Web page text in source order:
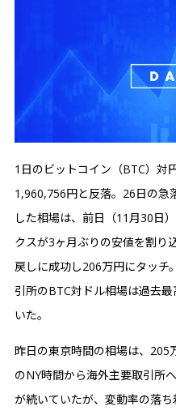
1日のビットコイン（BTC）対
1,960,756円と反落。26日の急
した相場は、前日（11月30日
クスが3ヶ月ぶりの安値を割り
戻しに成功し206万円にタッチ
引所のBTC対ドル相場は過去
いた。
昨日の東京時間の相場は、205
のNY時間から海外主要取引所
が続いていたが、変動率の落